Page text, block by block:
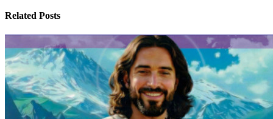
Related Posts